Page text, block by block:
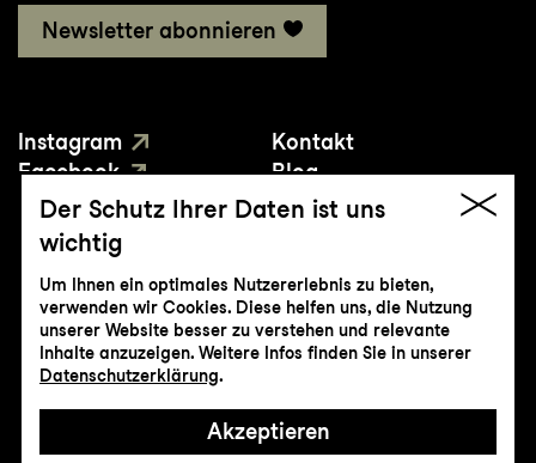
Newsletter abonnieren
Instagram
Facebook
YouTube
Kontakt
Blog
Presse
© Genossenschaft Konzert und Theater
St.Gallen
Impressum
Datenschutz AGB Intranet
Der Schutz Ihrer Daten ist uns
wichtig
Um Ihnen ein optimales Nutzererlebnis zu bieten,
verwenden wir Cookies. Diese helfen uns, die Nutzung
unserer Website besser zu verstehen und relevante
Inhalte anzuzeigen. Weitere Infos finden Sie in unserer
Datenschutzerklärung.
Akzeptieren